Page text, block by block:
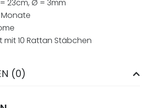
23cm, Ø = 3mm
mit 10 Rattan Stäbchen
(0)